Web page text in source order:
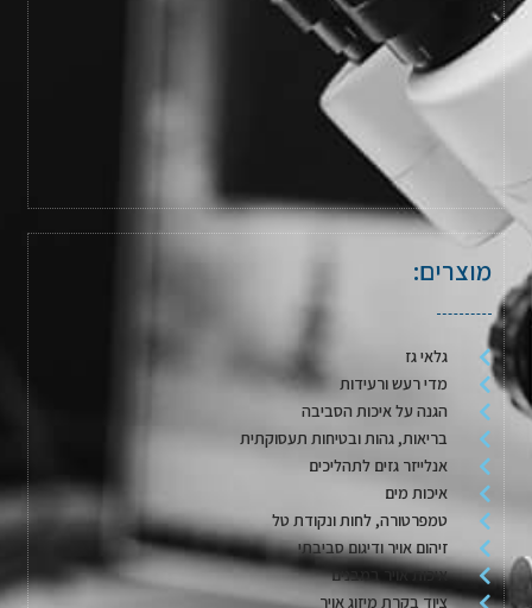
מוצרים:
גלאי גז
מדי רעש ורעידות
הגנה על איכות הסביבה
בריאות, גהות ובטיחות תעסוקתית
אנלייזר גזים לתהליכים
איכות מים
טמפרטורה, לחות ונקודת טל
זיהום אויר ודיגום סביבתי
איכות אויר במבנים
ציוד בקרת מיזוג אויר